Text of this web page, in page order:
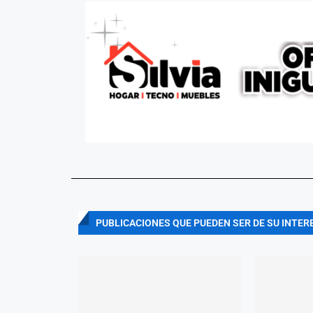
PUBLICACIONES QUE PUEDEN SER DE SU